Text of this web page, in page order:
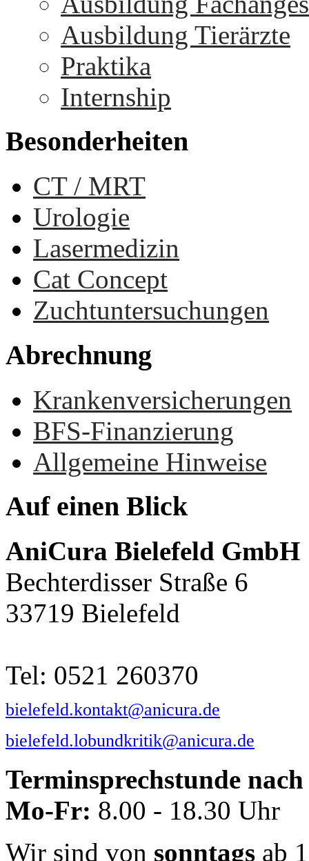
Ausbildung Tierärzte
Praktika
Internship
Besonderheiten
CT / MRT
Urologie
Lasermedizin
Cat Concept
Zuchtuntersuchungen
Abrechnung
Krankenversicherungen
BFS-Finanzierung
Allgemeine Hinweise
Auf einen Blick
AniCura Bielefeld GmbH
Bechterdisser Straße 6
33719 Bielefeld
Tel: 0521 260370
bielefeld.kontakt@anicura.de
bielefeld.lobundkritik@anicura.de
Terminsprechstunde
Mo-Fr: 8.00 - 18.30 Uhr
Wir sind von sonntags ab